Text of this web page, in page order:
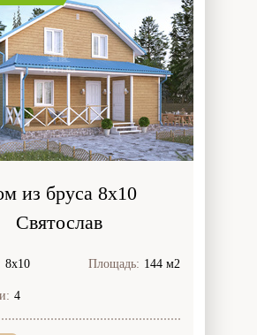
из бруса 8x10
Святослав
8х10 Площадь: 144 м2
4